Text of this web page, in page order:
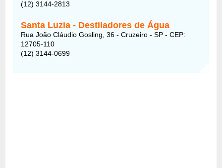
(12) 3144-2813
Santa Luzia - Destiladores de Água
Rua João Cláudio Gosling, 36 - Cruzeiro - SP - CEP:
12705-110
(12) 3144-0699